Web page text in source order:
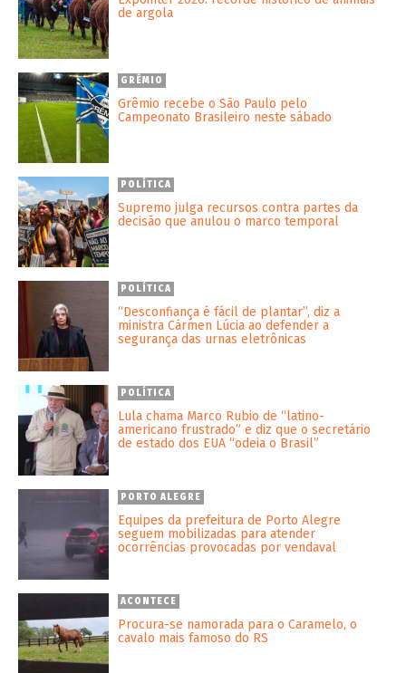
de argola
GRÊMIO
Grêmio recebe o São Paulo pelo
Campeonato Brasileiro neste sábado
POLÍTICA
Supremo julga recursos contra partes da
decisão que anulou o marco temporal
POLÍTICA
“Desconfiança é fácil de plantar”, diz a
ministra Cármen Lúcia ao defender a
segurança das urnas eletrônicas
POLÍTICA
Lula chama Marco Rubio de “latino-
americano frustrado” e diz que o secretário
de estado dos EUA “odeia o Brasil”
PORTO ALEGRE
Equipes da prefeitura de Porto Alegre
seguem mobilizadas para atender
ocorrências provocadas por vendaval
ACONTECE
Procura-se namorada para o Caramelo, o
cavalo mais famoso do RS